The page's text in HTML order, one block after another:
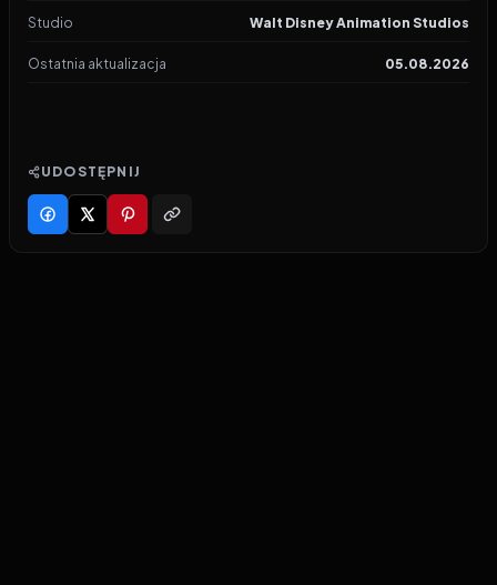
Studio Walt Disney Animation Studios
Ostatnia aktualizacja 05.08.2026
UDOSTĘPNIJ